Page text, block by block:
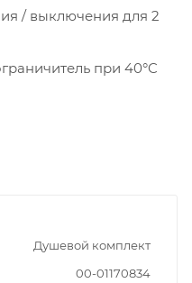
/ выключения для 2
при 40°C
Душевой комплект
00-01170834